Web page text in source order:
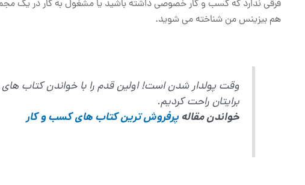
فرقی ندارد که کسب و کار خصوصی داشته باشید یا مشغول به کار در یک
هم بیزینس من شناخته می شوید.
وقت پولدار شدن است! اولین قدم را با خواندن کتاب های
برایتان راحت کردیم.
خواندن مقاله پرفروش ترین کتاب های کسب و کار